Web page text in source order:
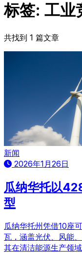
标签: 工业
共找到 1 篇文章
新闻
2026年1月26日
瓜纳华托以
型
瓜纳华托州凭借10座
瓦，涵盖光伏、风能
其在清洁能源生产领